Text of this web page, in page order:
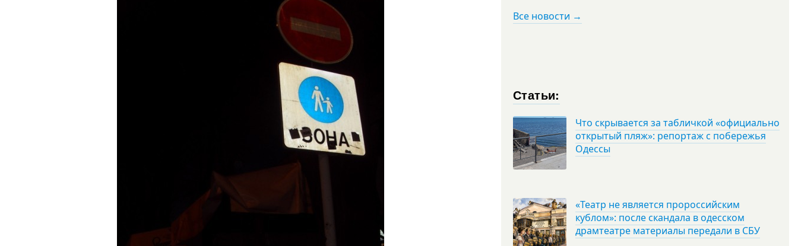
Все новости →
Статьи:
Что скрывается за табличкой «официально
открытый пляж»: репортаж с побережья
Одессы
«Театр не является пророссийским
кублом»: после скандала в одесском
драмтеатре материалы передали в СБУ